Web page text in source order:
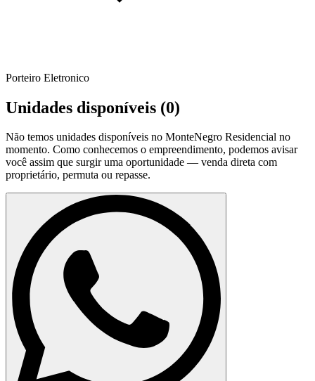
Porteiro Eletronico
Unidades disponíveis (0)
Não temos unidades disponíveis no MonteNegro Residencial no
momento. Como conhecemos o empreendimento, podemos avisar
você assim que surgir uma oportunidade — venda direta com
proprietário, permuta ou repasse.